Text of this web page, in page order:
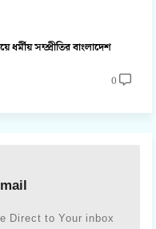
ধর্মীয় সম্প্রীতির বাংলাদেশ
0
Direct to Your inbox